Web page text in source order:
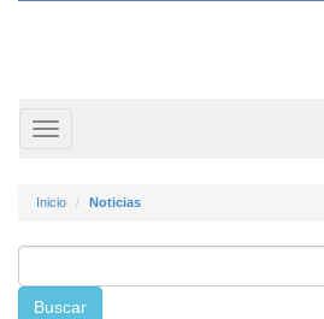
Toggle
navigation
Inicio Noticias